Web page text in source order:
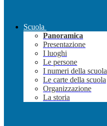
Scuola
Panoramica
Presentazione
I luoghi
Le persone
I numeri della scuola
Le carte della scuola
Organizzazione
La storia